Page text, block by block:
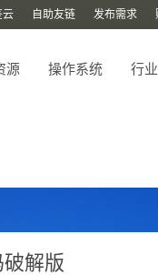
云 自助友链 发布需求
源 操作系统 行
解版